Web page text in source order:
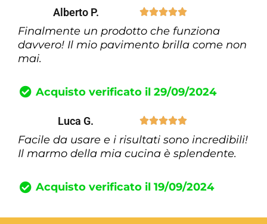
Alberto P. 
Finalmente un prodotto che funziona
davvero! Il mio pavimento brilla come non
mai.
Acquisto verificato il 29/09/2024
Luca G. 
Facile da usare e i risultati sono incredibili!
Il marmo della mia cucina è splendente.
Acquisto verificato il 19/09/2024